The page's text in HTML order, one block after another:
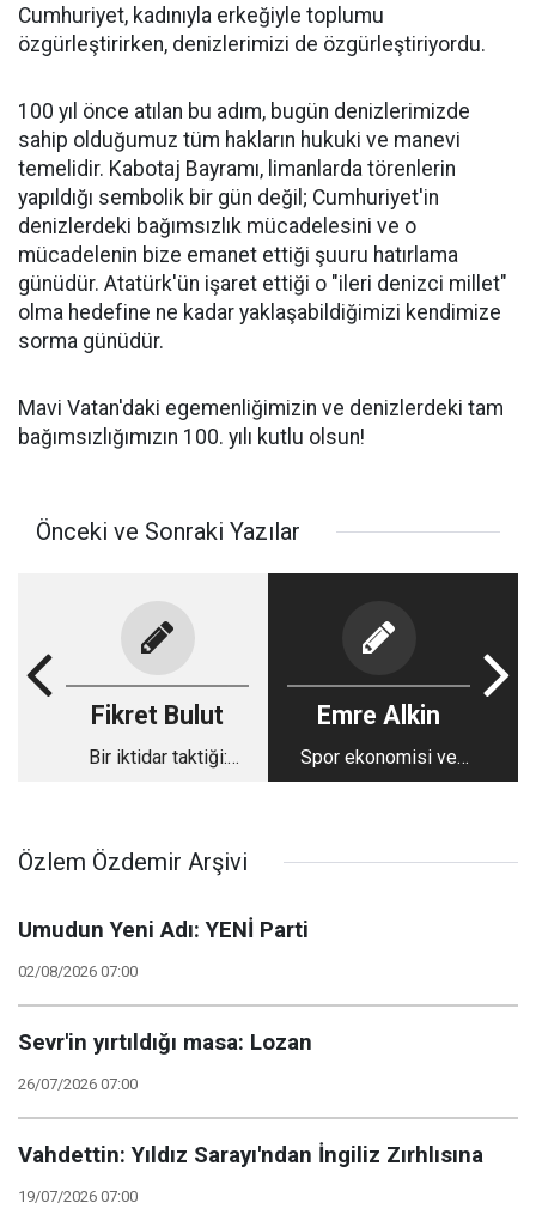
Cumhuriyet, kadınıyla erkeğiyle toplumu
özgürleştirirken, denizlerimizi de özgürleştiriyordu.
100 yıl önce atılan bu adım, bugün denizlerimizde
sahip olduğumuz tüm hakların hukuki ve manevi
temelidir. Kabotaj Bayramı, limanlarda törenlerin
yapıldığı sembolik bir gün değil; Cumhuriyet'in
denizlerdeki bağımsızlık mücadelesini ve o
mücadelenin bize emanet ettiği şuuru hatırlama
günüdür. Atatürk'ün işaret ettiği o "ileri denizci millet"
olma hedefine ne kadar yaklaşabildiğimizi kendimize
sorma günüdür.
Mavi Vatan'daki egemenliğimizin ve denizlerdeki tam
bağımsızlığımızın 100. yılı kutlu olsun!
Önceki ve Sonraki Yazılar
Fikret Bulut
Bir iktidar taktiği:
Emre Alkin
Spor ekonomisi ve
endüstrisi
Özlem Özdemir Arşivi
Umudun Yeni Adı: YENİ Parti
02/08/2026 07:00
Sevr'in yırtıldığı masa: Lozan
26/07/2026 07:00
Vahdettin: Yıldız Sarayı'ndan İngiliz Zırhlısına
19/07/2026 07:00